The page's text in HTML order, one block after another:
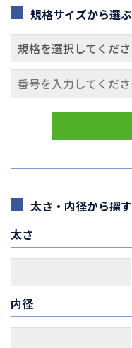
規格サイズから選ぶ
太さ・内径から探す
太さ
内径